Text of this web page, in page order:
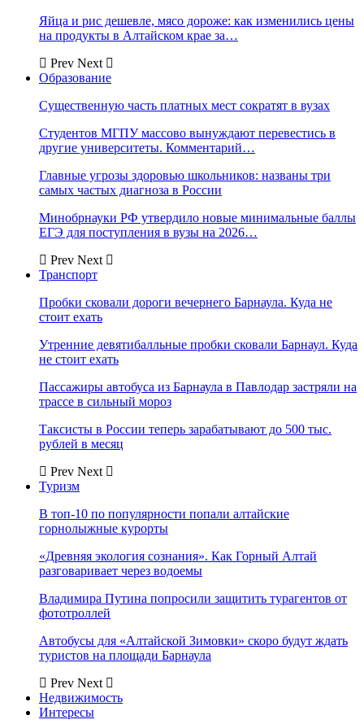
Яйца и рис дешевле, мясо дороже: как изменились цены
на продукты в Алтайском крае за…
Prev Next
Образование
Существенную часть платных мест сократят в вузах
Студентов МГПУ массово вынуждают перевестись в
другие университеты. Комментарий…
Главные угрозы здоровью школьников: названы три
самых частых диагноза в России
Минобрнауки РФ утвердило новые минимальные баллы
ЕГЭ для поступления в вузы на 2026…
Prev Next
Транспорт
Пробки сковали дороги вечернего Барнаула. Куда не
стоит ехать
Утренние девятибалльные пробки сковали Барнаул. Куда
не стоит ехать
Пассажиры автобуса из Барнаула в Павлодар застряли на
трассе в сильный мороз
Таксисты в России теперь зарабатывают до 500 тыс.
рублей в месяц
Prev Next
Туризм
В топ-10 по популярности попали алтайские
горнолыжные курорты
«Древняя экология сознания». Как Горный Алтай
разговаривает через водоемы
Владимира Путина попросили защитить турагентов от
фототроллей
Автобусы для «Алтайской Зимовки» скоро будут ждать
туристов на площади Барнаула
Prev Next
Недвижимость
Интересы